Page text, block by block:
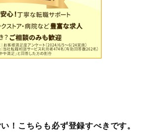
！こちらも必ず登録すべきです。